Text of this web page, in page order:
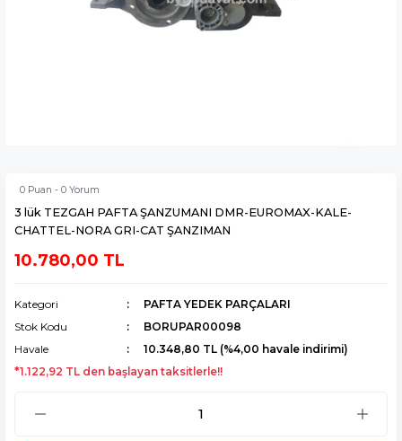
0 Puan - 0 Yorum
3 lük TEZGAH PAFTA ŞANZUMANI DMR-EUROMAX-KALE-
CHATTEL-NORA GRI-CAT ŞANZIMAN
10.780,00 TL
Kategori
PAFTA YEDEK PARÇALARI
Stok Kodu
BORUPAR00098
Havale
10.348,80 TL (%4,00 havale indirimi)
*1.122,92 TL den başlayan taksitlerle!!